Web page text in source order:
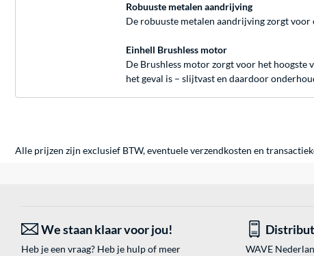
Robuuste metalen aandrijving
De robuuste metalen aandrijving zorgt voor
Einhell Brushless motor
De Brushless motor zorgt voor het hoogste
het geval is – slijtvast en daardoor
Alle prijzen zijn exclusief BTW, eventuele verzendkosten en
We staan klaar voor jou!
Heb je een vraag? Heb je hulp of meer
WAVE